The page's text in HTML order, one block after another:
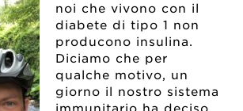
noi che vivono con il
diabete di tipo 1 non
producono insulina.
Diciamo che per
qualche motivo, un
giorno il nostro sistema